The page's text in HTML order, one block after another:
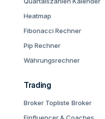
Heatmap
Fibonacci Rechner
Pip Rechner
Währungsrechner
Trading
Broker Topliste Broker